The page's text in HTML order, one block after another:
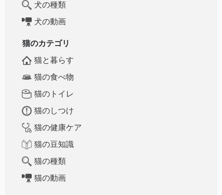
犬の種類
犬の動画
猫のカテゴリ
猫と暮らす
猫の食べ物
猫のトイレ
猫のしつけ
猫の健康ケア
猫の豆知識
猫の種類
猫の動画